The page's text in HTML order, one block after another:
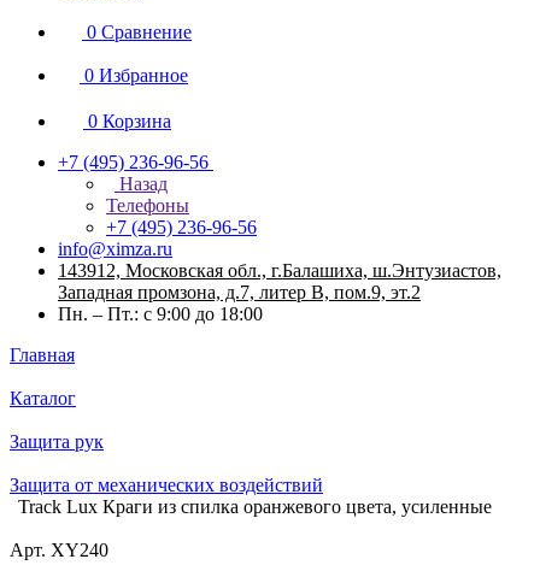
0 Сравнение
0 Избранное
0 Корзина
+7 (495) 236-96-56
Назад
Телефоны
+7 (495) 236-96-56
info@ximza.ru
143912, Московская обл., г.Балашиха, ш.Энтузиастов,
Западная промзона, д.7, литер В, пом.9, эт.2
Пн. – Пт.: с 9:00 до 18:00
Главная
Каталог
Защита рук
Защита от механических воздействий
Track Lux Краги из спилка оранжевого цвета, усиленные
Арт. XY240